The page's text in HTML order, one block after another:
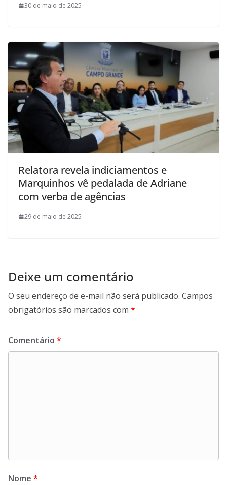
30 de maio de 2025
Relatora revela indiciamentos e
Marquinhos vê pedalada de Adriane
com verba de agências
29 de maio de 2025
Deixe um comentário
O seu endereço de e-mail não será publicado. Campos
obrigatórios são marcados com *
Comentário *
Nome *